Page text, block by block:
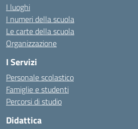
I luoghi
I numeri della scuola
Le carte della scuola
Organizzazione
I Servizi
Personale scolastico
Famiglie e studenti
Percorsi di studio
Didattica